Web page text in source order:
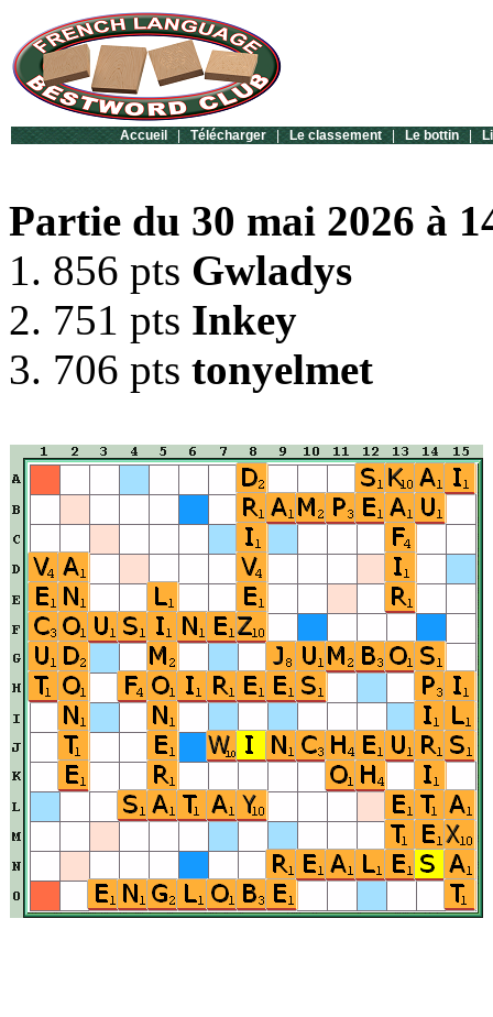
Accueil | Télécharger | Le classement | Le bottin |
Partie du 30 mai 2026 à
1. 856 pts Gwladys
2. 751 pts Inkey
3. 706 pts tonyelmet